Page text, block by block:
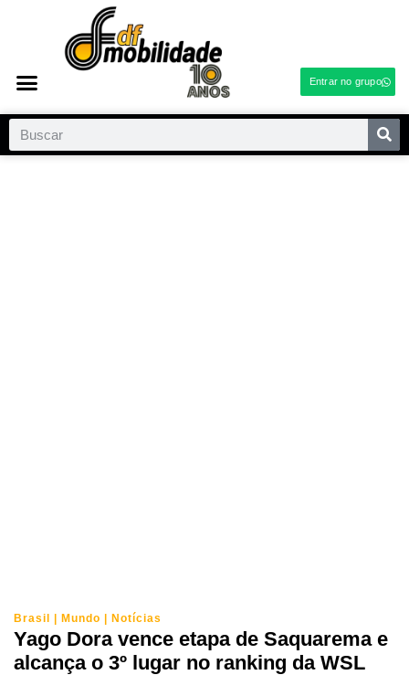
Entrar no grupo
Brasil | Mundo | Notícias
Yago Dora vence etapa de Saquarema e
alcança o 3º lugar no ranking da WSL